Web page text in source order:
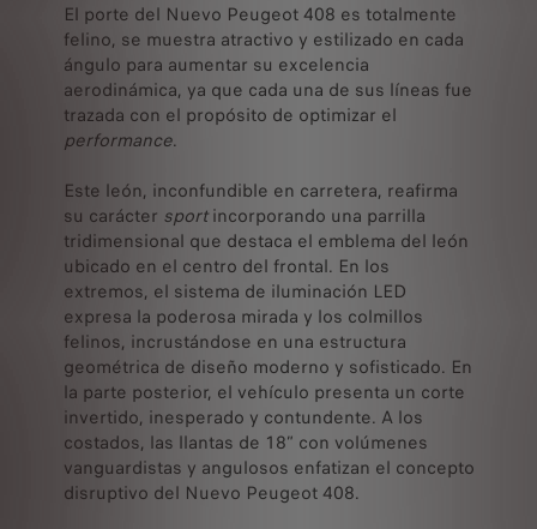
El porte del Nuevo Peugeot 408 es totalmente
felino, se muestra atractivo y estilizado en cada
ángulo para aumentar su excelencia
aerodinámica, ya que cada una de sus líneas fue
trazada con el propósito de optimizar el
performance.
Este león, inconfundible en carretera, reafirma
su carácter sportincorporando una parrilla
tridimensional que destaca el emblema del león
ubicado en el centro del frontal. En los
extremos, el sistema de iluminación LED
expresa la poderosa mirada y los colmillos
felinos, incrustándose en una estructura
geométrica de diseño moderno y sofisticado. En
la parte posterior, el vehículo presenta un corte
invertido, inesperado y contundente. A los
costados, las llantas de 18” con volúmenes
vanguardistas y angulosos enfatizan el concepto
disruptivo del Nuevo Peugeot 408.